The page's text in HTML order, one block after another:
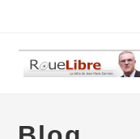
content